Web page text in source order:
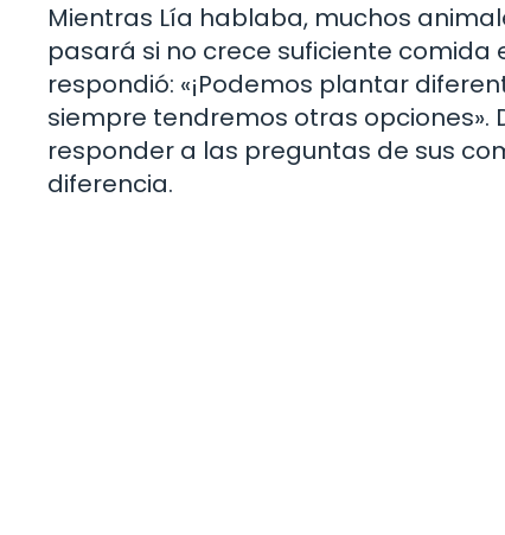
Mientras Lía hablaba, muchos
pasará si no crece suficiente comida
respondió: «¡Podemos plantar
siempre tendremos otras opciones».
responder a las preguntas de sus
diferencia.